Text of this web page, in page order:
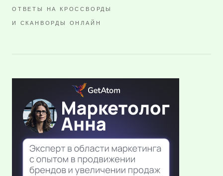
ОТВЕТЫ НА КРОССВОРДЫ
И СКАНВОРДЫ ОНЛАЙН